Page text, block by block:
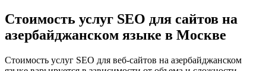
Стоимость услуг SEO для сайтов на
азербайджанском языке в Москве
Стоимость услуг SEO для веб-сайтов на азербайджанском